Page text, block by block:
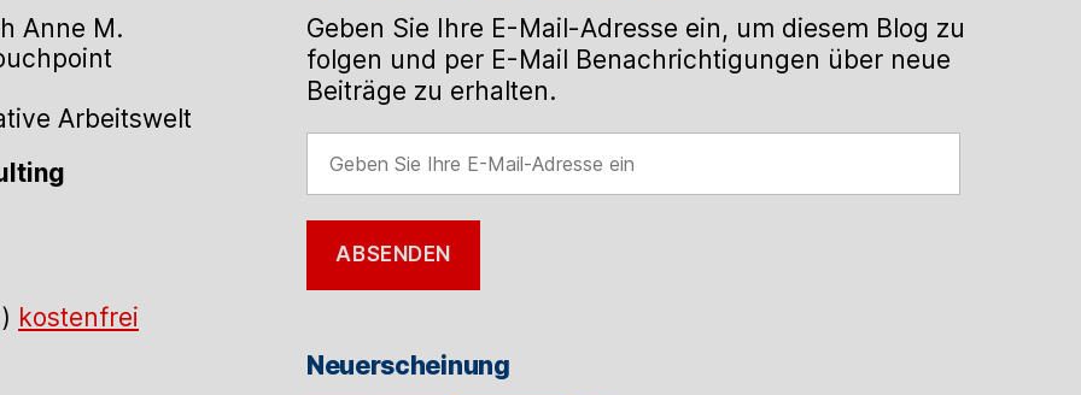
Anne M.
Arbeitswelt
kostenfrei
Geben Sie Ihre E-Mail-Adresse ein, um diesem Blog zu
folgen und per E-Mail Benachrichtigungen über neue
Beiträge zu erhalten.
ABSENDEN
Neuerscheinung